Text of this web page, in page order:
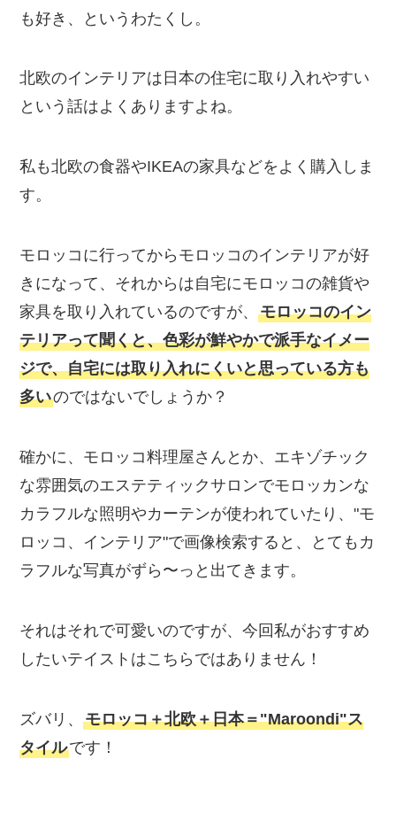
も好き、というわたくし。
北欧のインテリアは日本の住宅に取り入れやすい
という話はよくありますよね。
私も北欧の食器やIKEAの家具などをよく購入しま
す。
モロッコに行ってからモロッコのインテリアが好
きになって、それからは自宅にモロッコの雑貨や
家具を取り入れているのですが、モロッコのイン
テリアって聞くと、色彩が鮮やかで派手なイメー
ジで、自宅には取り入れにくいと思っている方も
多いのではないでしょうか？
確かに、モロッコ料理屋さんとか、エキゾチック
な雰囲気のエステティックサロンでモロッカンな
カラフルな照明やカーテンが使われていたり、"モ
ロッコ、インテリア"で画像検索すると、とてもカ
ラフルな写真がずら〜っと出てきます。
それはそれで可愛いのですが、今回私がおすすめ
したいテイストはこちらではありません！
ズバリ、モロッコ＋北欧＋日本＝"Maroondi"ス
タイルです！